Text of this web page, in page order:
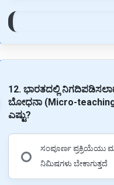
12. ಭಾರತದಲ್ಲಿ
ಬೋಧನಾ (Micro-
ಎಷ್ಟು?
ಸಂಪೂರ್ಣ ಪ್ರಕ್ರಿಯೆಯು
ನಿಮಿಷಗಳು ಬೇಕಾಗುತ್ತದೆ